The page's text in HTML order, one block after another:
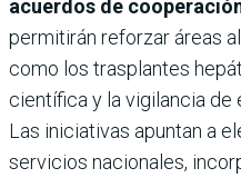
acuerdos de
permitirán reforzar áreas
como los trasplantes
científica y la vigilancia de
Las iniciativas apuntan a
servicios nacionales,